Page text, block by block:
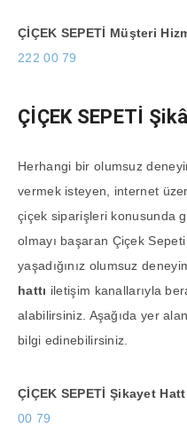
ÇİÇEK SEPETİ Müşteri
222 00 79
ÇİÇEK SEPETİ
Herhangi bir olumsuz
vermek isteyen, internet
çiçek siparişleri konusunda
olmayı başaran Çiçek
yaşadığınız olumsuz
hattı iletişim kanallarıyla
alabilirsiniz. Aşağıda yer
bilgi edinebilirsiniz.
ÇİÇEK SEPETİ Şikayet
00 79